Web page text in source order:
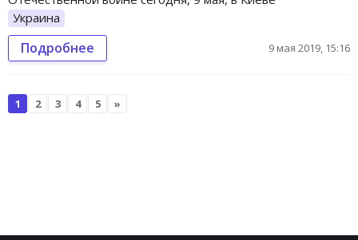
Украина
Подробнее 9 мая 2019, 15:16
1 2 3 4 5 »